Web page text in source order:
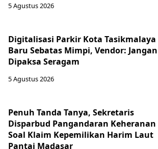
5 Agustus 2026
Digitalisasi Parkir Kota Tasikmalaya
Baru Sebatas Mimpi, Vendor: Jangan
Dipaksa Seragam
5 Agustus 2026
Penuh Tanda Tanya, Sekretaris
Disparbud Pangandaran Keheranan
Soal Klaim Kepemilikan Harim Laut
Pantai Madasar